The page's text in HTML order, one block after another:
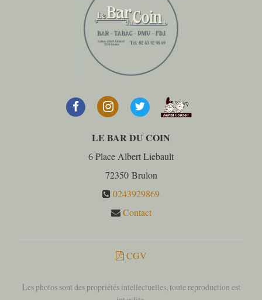
LE BAR DU COIN
6 Place Albert Liebault
72350 Brulon
0243929869
Contact
CGV
Les photos sont des propriétés intellectuelles, toute reproduction est